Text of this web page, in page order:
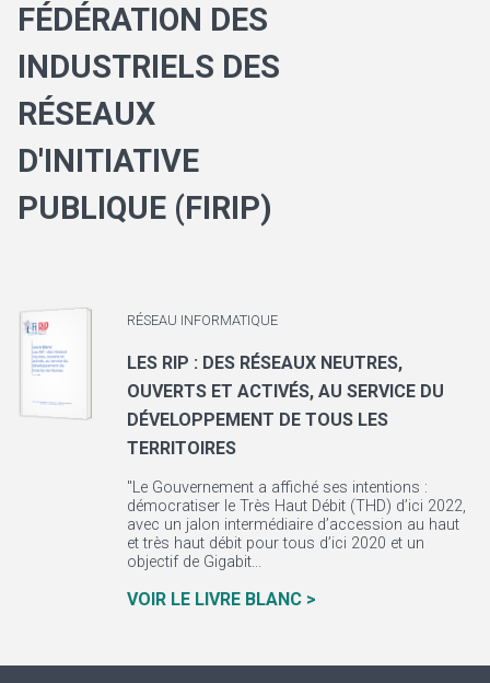
FÉDÉRATION DES
INDUSTRIELS DES
RÉSEAUX
D'INITIATIVE
PUBLIQUE (FIRIP)
RÉSEAU INFORMATIQUE
LES RIP : DES RÉSEAUX NEUTRES,
OUVERTS ET ACTIVÉS, AU SERVICE DU
DÉVELOPPEMENT DE TOUS LES
TERRITOIRES
"Le Gouvernement a affiché ses intentions :
démocratiser le Très Haut Débit (THD) d’ici 2022,
avec un jalon intermédiaire d’accession au haut
et très haut débit pour tous d’ici 2020 et un
objectif de Gigabit...
VOIR LE LIVRE BLANC >